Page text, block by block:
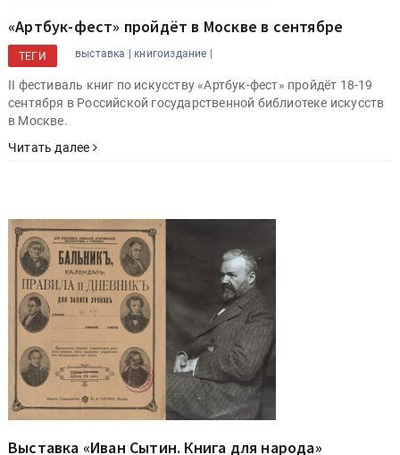
«Артбук-фест» пройдёт в Москве в сентябре
ТЕГИ выставка | книгоиздание |
II фестиваль книг по искусству «Артбук-фест» пройдёт 18-19
сентября в Российской государственной библиотеке искусств
в Москве.
Читать далее
Выставка «Иван Сытин. Книга для народа»